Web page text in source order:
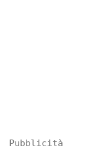
Pubblicità